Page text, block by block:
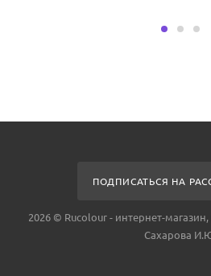
ПОДПИСАТЬСЯ НА
2026 © Rucolour - интернет-
Сахарова